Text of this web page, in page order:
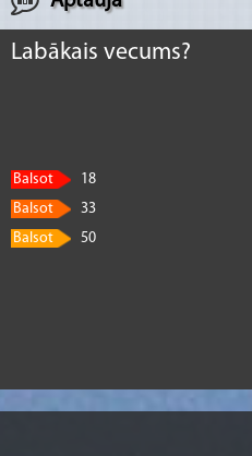
Labākais vecums?
Balsot
18
Balsot
33
Balsot
50